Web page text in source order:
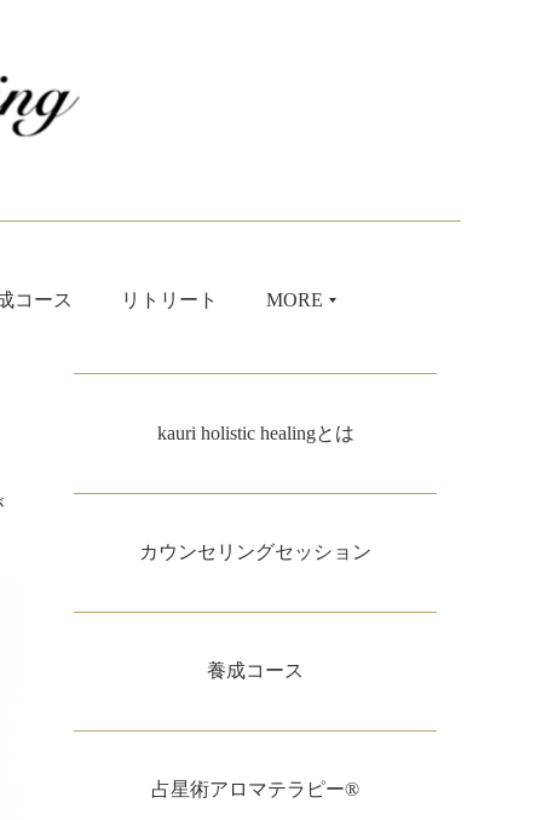
コース リトリート MORE
kauri holistic healingとは
カウンセリングセッション
養成コース
占星術アロマテラピー®